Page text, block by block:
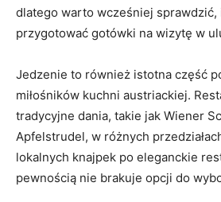
dlatego warto wcześniej sprawdzić,
przygotować​ gotówki na wizytę w
Jedzenie to również istotna część
miłośników kuchni austriackiej.
tradycyjne dania, takie jak Wiener
Apfelstrudel, w różnych
lokalnych⁢ knajpek po eleganckie
pewnością nie ⁢brakuje opcji do